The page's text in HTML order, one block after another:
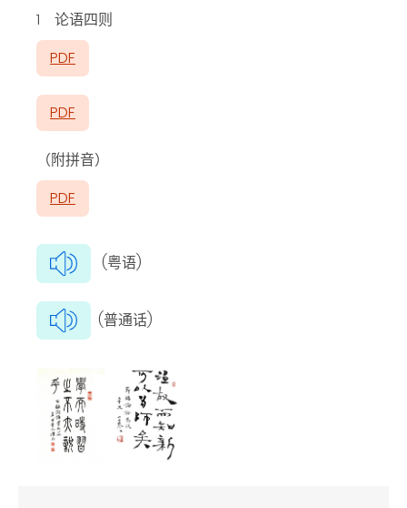
1 论语四则
PDF
PDF
（附拼音）
PDF
(粤语)
(普通话)